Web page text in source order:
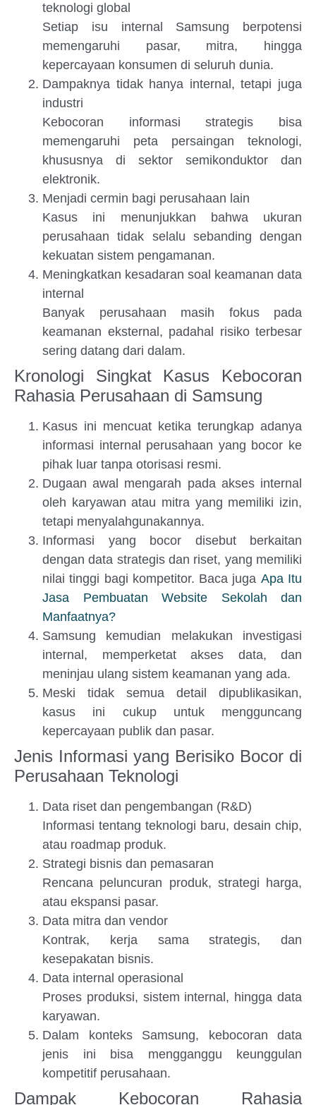
teknologi global
Setiap isu internal Samsung berpotensi
memengaruhi pasar, mitra, hingga
kepercayaan konsumen di seluruh dunia.
Dampaknya tidak hanya internal, tetapi juga
industri
Kebocoran informasi strategis bisa
memengaruhi peta persaingan teknologi,
khususnya di sektor semikonduktor dan
elektronik.
Menjadi cermin bagi perusahaan lain
Kasus ini menunjukkan bahwa ukuran
perusahaan tidak selalu sebanding dengan
kekuatan sistem pengamanan.
Meningkatkan kesadaran soal keamanan data
internal
Banyak perusahaan masih fokus pada
keamanan eksternal, padahal risiko terbesar
sering datang dari dalam.
Kronologi Singkat Kasus Kebocoran
Rahasia Perusahaan di Samsung
Kasus ini mencuat ketika terungkap adanya
informasi internal perusahaan yang bocor ke
pihak luar tanpa otorisasi resmi.
Dugaan awal mengarah pada akses internal
oleh karyawan atau mitra yang memiliki izin,
tetapi menyalahgunakannya.
Informasi yang bocor disebut berkaitan
dengan data strategis dan riset, yang memiliki
nilai tinggi bagi kompetitor. Baca juga Apa Itu
Jasa Pembuatan Website Sekolah dan
Manfaatnya?
Samsung kemudian melakukan investigasi
internal, memperketat akses data, dan
meninjau ulang sistem keamanan yang ada.
Meski tidak semua detail dipublikasikan,
kasus ini cukup untuk mengguncang
kepercayaan publik dan pasar.
Jenis Informasi yang Berisiko Bocor di
Perusahaan Teknologi
Data riset dan pengembangan (R&D)
Informasi tentang teknologi baru, desain chip,
atau roadmap produk.
Strategi bisnis dan pemasaran
Rencana peluncuran produk, strategi harga,
atau ekspansi pasar.
Data mitra dan vendor
Kontrak, kerja sama strategis, dan
kesepakatan bisnis.
Data internal operasional
Proses produksi, sistem internal, hingga data
karyawan.
Dalam konteks Samsung, kebocoran data
jenis ini bisa mengganggu keunggulan
kompetitif perusahaan.
Dampak Kebocoran Rahasia